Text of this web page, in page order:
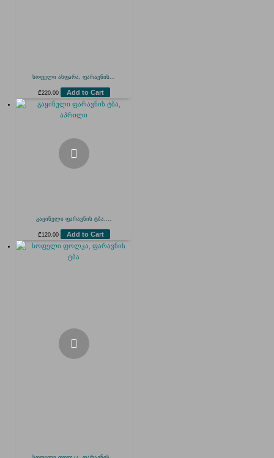
სოფელი ასფარა, ფარავნის...
₾220.00 Add to Cart
გაყინული ფარავნის ტბა,...
₾120.00 Add to Cart